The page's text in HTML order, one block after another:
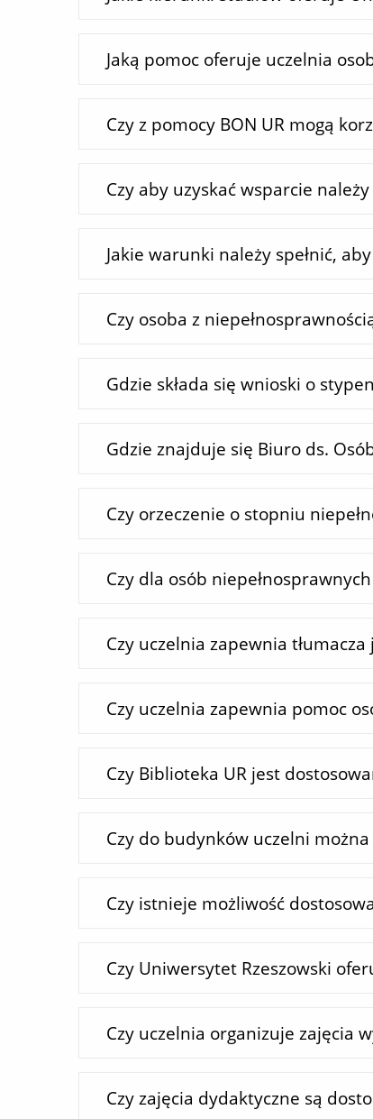
Jaką pomoc oferuje uczelnia
Czy z pomocy BON UR mogą
Czy aby uzyskać wsparcie
Jakie warunki należy spełnić,
Czy osoba z
Gdzie składa się wnioski o
Gdzie znajduje się Biuro ds.
Czy orzeczenie o stopniu
Czy dla osób
Czy uczelnia zapewnia
Czy uczelnia zapewnia pomoc
Czy Biblioteka UR jest
Czy do budynków uczelni
Czy istnieje możliwość
Czy Uniwersytet Rzeszowski
Czy uczelnia organizuje zajęcia
Czy zajęcia dydaktyczne są